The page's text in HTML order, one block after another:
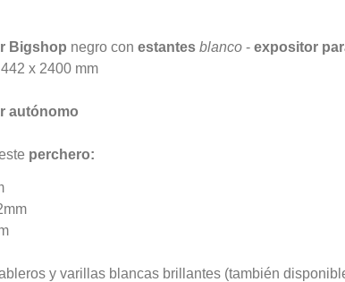
Bigshop negro con estantes blanco - expositor
x 2400 mm
autónomo
perchero:
y varillas blancas brillantes (también